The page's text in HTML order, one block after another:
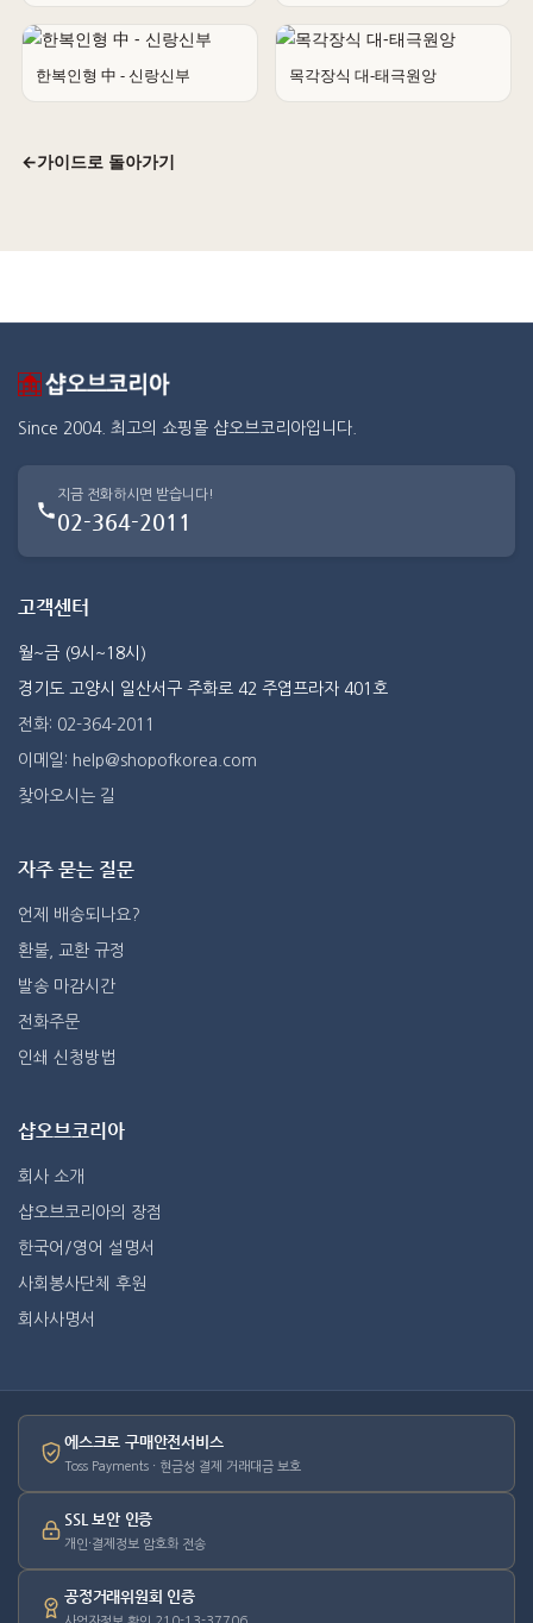
한복인형 中 - 신랑신부 목각장식 대-태극원앙
←가이드로 돌아가기
Since 2004. 최고의 쇼핑몰 샵오브코리아입니다.
지금 전화하시면 받습니다!
02-364-2011
고객센터
월~금 (9시~18시)
경기도 고양시 일산서구 주화로 42 주엽프라자 401호
전화: 02-364-2011
이메일: help@shopofkorea.com
찾아오시는 길
자주 묻는 질문
언제 배송되나요?
환불, 교환 규정
발송 마감시간
전화주문
인쇄 신청방법
샵오브코리아
회사 소개
샵오브코리아의 장점
한국어/영어 설명서
사회봉사단체 후원
회사사명서
에스크로 구매안전서비스
Toss Payments · 현금성 결제 거래대금 보호
SSL 보안 인증
개인·결제정보 암호화 전송
공정거래위원회 인증